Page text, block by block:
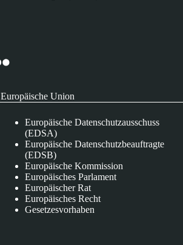
Europäische Union
Europäische Datenschutzausschuss
(EDSA)
Europäische Datenschutzbeauftragte
(EDSB)
Europäische Kommission
Europäisches Parlament
Europäischer Rat
Europäisches Recht
Gesetzesvorhaben